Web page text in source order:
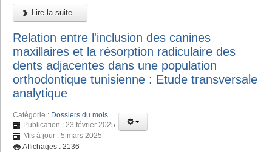
Lire la suite...
Relation entre l'inclusion des canines
maxillaires et la résorption radiculaire des
dents adjacentes dans une population
orthodontique tunisienne : Etude transversale
analytique
Catégorie : Dossiers du mois
Publication : 23 février 2025
Mis à jour : 5 mars 2025
Affichages : 2136